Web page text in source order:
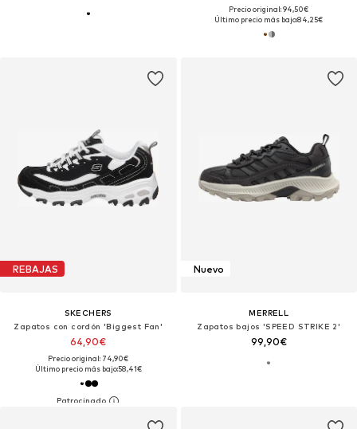
Precio original: 94,50€
Último precio más bajo:84,25€
REBAJAS
SKECHERS
Zapatos con cordón 'Biggest Fan'
64,90€
Precio original: 74,90€
Último precio más bajo:58,41€
Nuevo
MERRELL
Zapatos bajos 'SPEED STRIKE 2'
99,90€